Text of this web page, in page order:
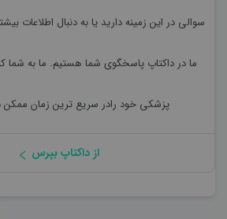
سوالی در این زمینه دارید یا به دنبال اطلاعات
ما در داکتاپ پاسخگوی شما هستیم. ما به شما
پزشکی خود رادر سریع ترین زمان ممکن
از داکتاپ بپرس